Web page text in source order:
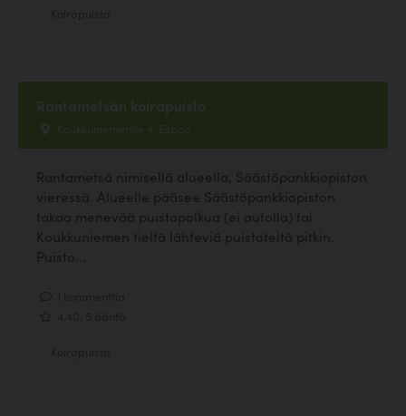
Rantametsän koirapuisto
Koukkuniementie 4, Espoo
Rantametsä nimisellä alueella, Säästöpankkiopiston
vieressä. Alueelle pääsee Säästöpankkiopiston
takaa menevää puistopolkua (ei autolla) tai
Koukkuniemen tieltä lähteviä puistoteitä pitkin.
Puisto...